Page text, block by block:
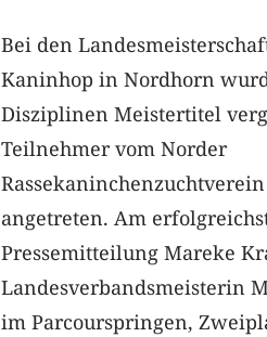
Bei den
Kaninhop in Nordhorn
Disziplinen Meistertitel
Teilnehmer vom Norder
angetreten. Am
Pressemitteilung Mareke
Landesverbandsmeisterin
im Parcourspringen,